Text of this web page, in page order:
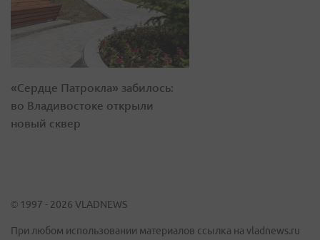
«Сердце Патрокла» забилось:
во Владивостоке открыли
новый сквер
© 1997 - 2026 VLADNEWS
При любом использовании материалов ссылка на vladnews.ru